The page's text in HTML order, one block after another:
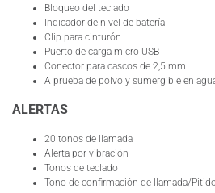
Bloqueo del teclado
Indicador de nivel de batería
Clip para cinturón
Puerto de carga micro USB
Conector para cascos de 2,5 mm
A prueba de polvo y sumergible en
ALERTAS
20 tonos de llamada
Alerta por vibración
Tonos de teclado
Tono de confirmación de llamada/